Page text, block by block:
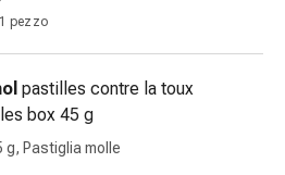
pezzo
pastilles contre la toux
box 45 g
g, Pastiglia molle